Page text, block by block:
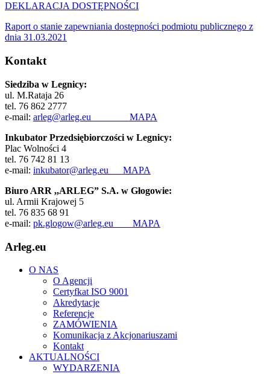
DEKLARACJA DOSTĘPNOŚCI
Raport o stanie zapewniania dostępności podmiotu publicznego z
dnia 31.03.2021
Kontakt
Siedziba w Legnicy:
ul. M.Rataja 26
tel. 76 862 2777
e-mail: arleg@arleg.eu MAPA
Inkubator Przedsiębiorczości w Legnicy:
Plac Wolności 4
tel. 76 742 81 13
e-mail: inkubator@arleg.eu MAPA
Biuro ARR ,,ARLEG” S.A. w Głogowie:
ul. Armii Krajowej 5
tel. 76 835 68 91
e-mail: pk.glogow@arleg.eu MAPA
Arleg.eu
O NAS
O Agencji
Certyfkat ISO 9001
Akredytacje
Referencje
ZAMÓWIENIA
Komunikacja z Akcjonariuszami
Kontakt
AKTUALNOŚCI
WYDARZENIA